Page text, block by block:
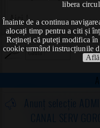
libera
Înainte de a continua
alocați timp pentru a citi și
Rețineți că puteți modifica în
cookie urmând instrucțiunile
Aici !
Anunț selecție
CANAL SERV